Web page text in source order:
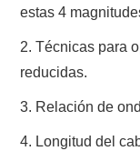
PLAN DE BANDAS DE
estas 4
2. Técnicas para
reducidas.
3. Relación de
4. Longitud del